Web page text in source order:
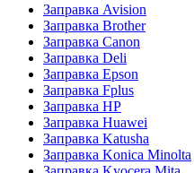
Заправка Avision
Заправка Brother
Заправка Canon
Заправка Deli
Заправка Epson
Заправка Fplus
Заправка HP
Заправка Huawei
Заправка Katusha
Заправка Konica Minolta